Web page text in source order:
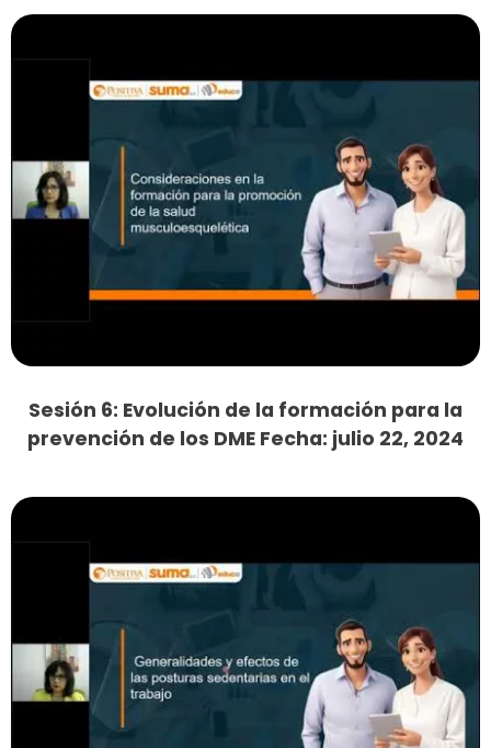
Sesión 6: Evolución de la formación para la
prevención de los DME Fecha: julio 22, 2024